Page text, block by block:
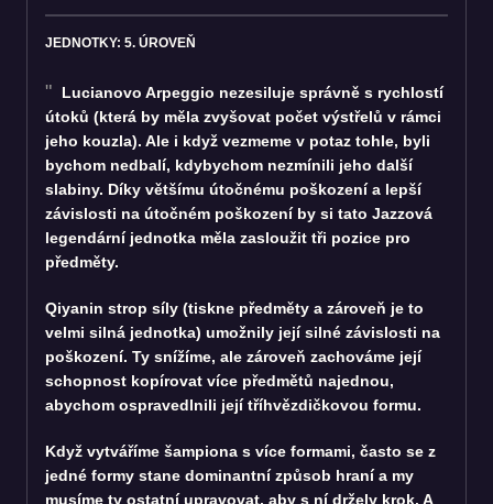
JEDNOTKY: 5. ÚROVEŇ
Lucianovo Arpeggio nezesiluje správně s rychlostí
útoků (která by měla zvyšovat počet výstřelů v rámci
jeho kouzla). Ale i když vezmeme v potaz tohle, byli
bychom nedbalí, kdybychom nezmínili jeho další
slabiny. Díky většímu útočnému poškození a lepší
závislosti na útočném poškození by si tato Jazzová
legendární jednotka měla zasloužit tři pozice pro
předměty.
Qiyanin strop síly (tiskne předměty a zároveň je to
velmi silná jednotka) umožnily její silné závislosti na
poškození. Ty snížíme, ale zároveň zachováme její
schopnost kopírovat více předmětů najednou,
abychom ospravedlnili její tříhvězdičkovou formu.
Když vytváříme šampiona s více formami, často se z
jedné formy stane dominantní způsob hraní a my
musíme ty ostatní upravovat, aby s ní držely krok. A